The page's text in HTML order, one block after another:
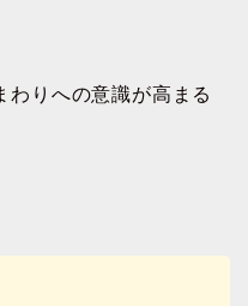
わりへの意識が高まる